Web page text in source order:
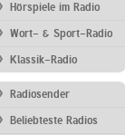
Hörspiele im Radio
Wort- & Sport-Radio
Klassik-Radio
Radiosender
Beliebteste Radios